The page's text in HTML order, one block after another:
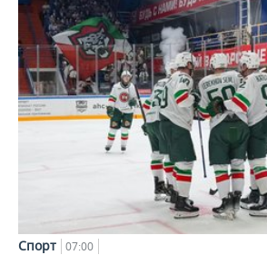
Спорт 07:00